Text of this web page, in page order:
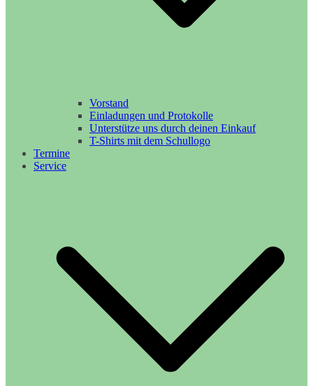
Vorstand
Einladungen und Protokolle
Unterstütze uns durch deinen Einkauf
T-Shirts mit dem Schullogo
Termine
Service